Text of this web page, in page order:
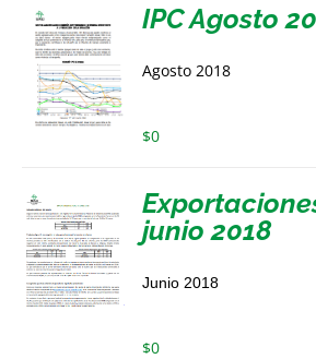
IPC Agosto
Agosto 2018
$0
junio 2018
Junio 2018
$0